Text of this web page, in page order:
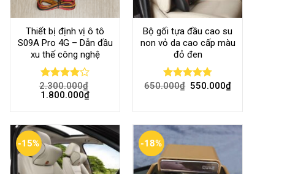
Thiết bị định vị ô tô
S09A Pro 4G – Dẫn đầu
xu thế công nghệ
Rated
4.00out
2.300.000₫
1.800.000₫
Bộ gối tựa đầu cao su
non vỏ da cao cấp màu
đỏ đen
Rated4.80
650.000₫ 550.000₫
-15% -18%